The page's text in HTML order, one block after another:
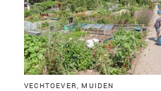
VECHTOEVER, MUIDEN